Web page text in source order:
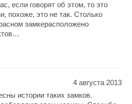
если говорят об этом, то это
похоже, это не так. Столько
замкерасположено
4 августа 2013
истории таких замков.